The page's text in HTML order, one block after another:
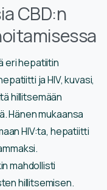
CBD:n
eri hepatiitin
ja HIV, kuvasi,
hillitsemään
Hänen mukaansa
HIV:ta, hepatiitti
mahdollisti
hillitsemisen.